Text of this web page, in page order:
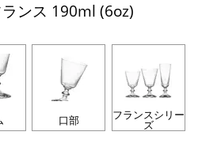
ランス 190ml (6oz)
口部 フランスシリー
ズ